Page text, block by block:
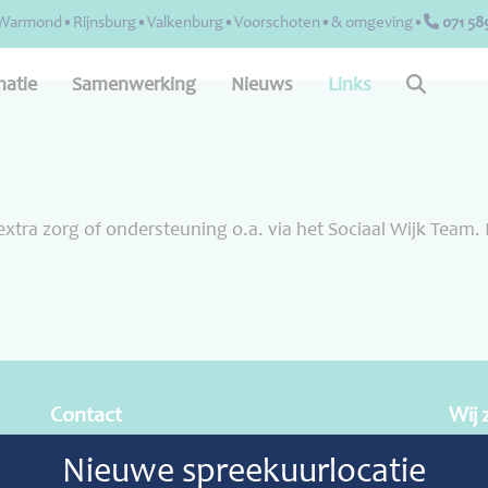
omgeving• 071
Samenwerking Nieuws Links
zorg of ondersteuning o.a. via het Sociaal Wijk
Contact
Telefoonnummer: 071-5898078
Wij
Nieuwe spreekuurlocatie